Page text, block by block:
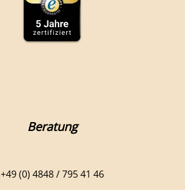
Beratung
+49 (0) 4848 / 795 41 46